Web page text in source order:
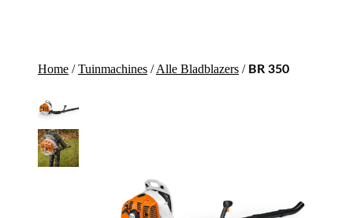
Home /Tuinmachines /Alle Bladblazers / BR 350